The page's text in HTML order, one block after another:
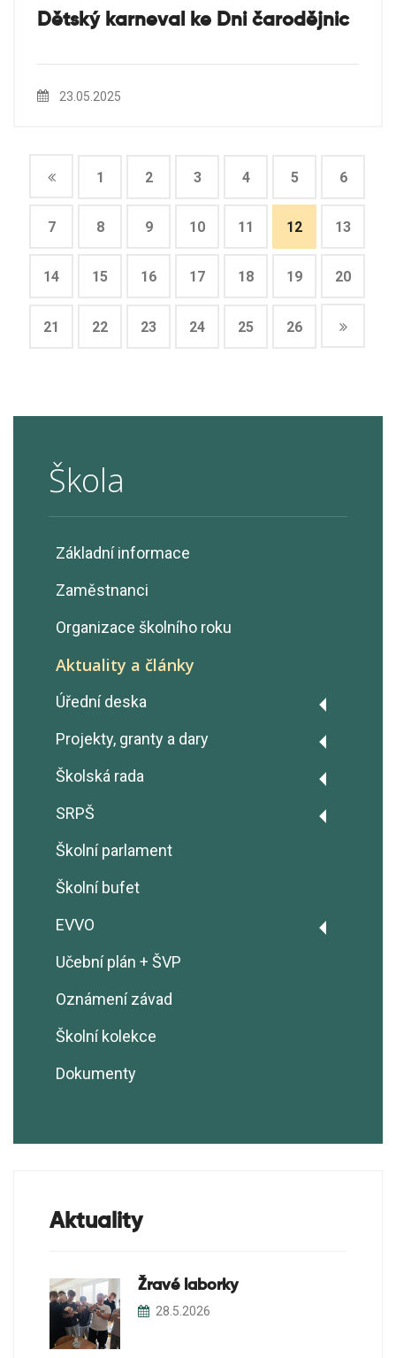
Škola
Základní informace
Zaměstnanci
Organizace školního roku
Aktuality a články
Úřední deska
Výroční zprávy
Rozpočty školy
GDPR - Ochrana osobních údajů
Ochrana oznamovatelů
(Whistleblowing)
Volná pracovní místa
Pronájmy
Projekty, granty a dary
Projekt Fairtrade
Erasmus+
vyhrazení pracovního místa
Dary
Naše hodnoty - Operační program
Jan Amos Komenský
GRANT Ško-energo - Ekologizace
školní zahrady
Školská rada
Zápisy z jednání
SRPŠ
Zápisy z jednání
Školní parlament
Školní bufet
EVVO
Základní informace EVVO
Ekotým
Školní sběry
Učební plán + ŠVP
Oznámení závad
Školní kolekce
Dokumenty
Aktuality
Žravé laborky
28.5.2026
Dětský karneval ke Dni čarodějnic
23.05.2025
1 2 3 4 5 6
7 8 9 10 11 12 13
14 15 16 17 18 19 20
21 22 23 24 25 26